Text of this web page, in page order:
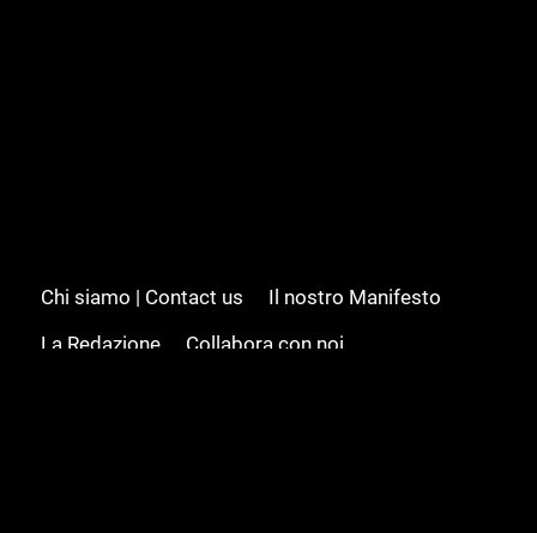
Chi siamo | Contact us
Il nostro Manifesto
La Redazione
Collabora con noi